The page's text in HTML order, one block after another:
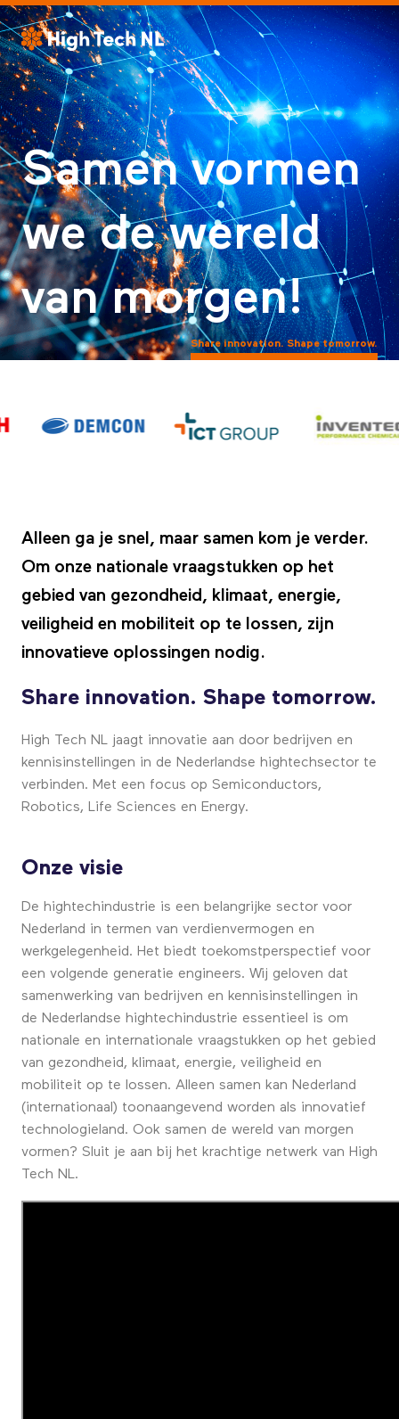
Samen vormen
we de wereld
van morgen!
Share innovation. Shape tomorrow.
Alleen ga je snel, maar samen kom je verder.
Om onze nationale vraagstukken op het
gebied van gezondheid, klimaat, energie,
veiligheid en mobiliteit op te lossen, zijn
innovatieve oplossingen nodig.
Share innovation. Shape tomorrow.
High Tech NL jaagt innovatie aan door bedrijven en
kennisinstellingen in de Nederlandse hightechsector te
verbinden. Met een focus op Semiconductors,
Robotics, Life Sciences en Energy.
Onze visie
De hightechindustrie is een belangrijke sector voor
Nederland in termen van verdienvermogen en
werkgelegenheid. Het biedt toekomstperspectief voor
een volgende generatie engineers. Wij geloven dat
samenwerking van bedrijven en kennisinstellingen in
de Nederlandse hightechindustrie essentieel is om
nationale en internationale vraagstukken op het gebied
van gezondheid, klimaat, energie, veiligheid en
mobiliteit op te lossen. Alleen samen kan Nederland
(internationaal) toonaangevend worden als innovatief
technologieland. Ook samen de wereld van morgen
vormen? Sluit je aan bij het krachtige netwerk van High
Tech NL.